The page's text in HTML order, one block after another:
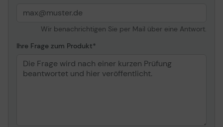
Wir benachrichtigen Sie per Mail über eine Antwort.
Ihre Frage zum Produkt